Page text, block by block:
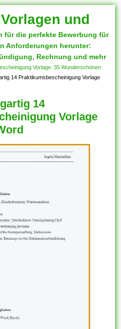
und
für die perfekte Bewerbung für
Anforderungen herunter:
Rechnung und mehr
Vorlage: 35 Wunderschönen
14 Praktikumsbescheinigung Vorlage
14
Vorlage